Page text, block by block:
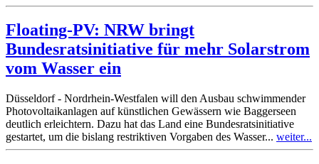
Floating-PV: NRW bringt
Bundesratsinitiative für mehr Solarstrom
vom Wasser ein
Düsseldorf - Nordrhein-Westfalen will den Ausbau schwimmender
Photovoltaikanlagen auf künstlichen Gewässern wie Baggerseen
deutlich erleichtern. Dazu hat das Land eine Bundesratsinitiative
gestartet, um die bislang restriktiven Vorgaben des Wasser... weiter...